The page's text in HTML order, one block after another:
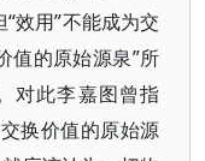
效用”不能成为交
值的原始源泉”所
对此李嘉图曾指
换价值的原始源